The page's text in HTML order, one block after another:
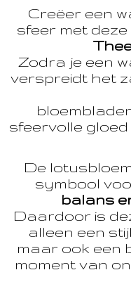
Creëer een
sfeer met
Zodra je een
verspreidt het
sfeervolle gloed
De
symbool
balans
Daardoor is
alleen een
maar ook een
moment van